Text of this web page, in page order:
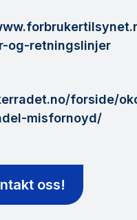
og-retningslinjer
forside/
misfornoyd/
oss!